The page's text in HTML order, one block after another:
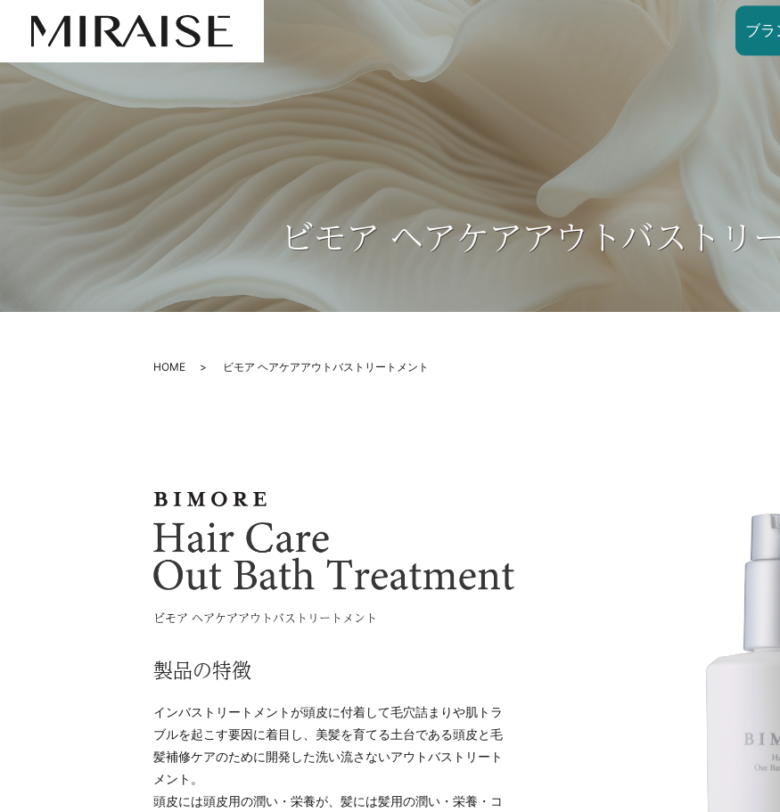
ブラ
ビモア ヘアケアアウトバストリ
HOME ビモア ヘアケアアウトバストリートメント
ビモア ヘアケアアウトバストリートメント
製品の特徴
インバストリートメントが頭皮に付着して毛穴詰まりや肌トラ
ブルを起こす要因に着目し、美髪を育てる土台である頭皮と毛
髪補修ケアのために開発した洗い流さないアウトバストリート
メント。
頭皮には頭皮用の潤い・栄養が、髪には髪用の潤い・栄養・コ